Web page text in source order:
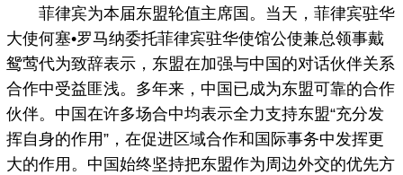
菲律宾为本届东盟轮值主席国。当天，菲律宾驻华
大使何塞•罗马纳委托菲律宾驻华使馆公使兼总领事戴
鸳莺代为致辞表示，东盟在加强与中国的对话伙伴关系
合作中受益匪浅。多年来，中国已成为东盟可靠的合作
伙伴。中国在许多场合中均表示全力支持东盟“充分发
挥自身的作用”，在促进区域合作和国际事务中发挥更
大的作用。中国始终坚持把东盟作为周边外交的优先方